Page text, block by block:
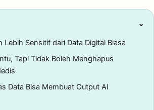
⌄
Lebih Sensitif dari Data Digital Biasa
Tapi Tidak Boleh Menghapus
Data Bisa Membuat Output AI